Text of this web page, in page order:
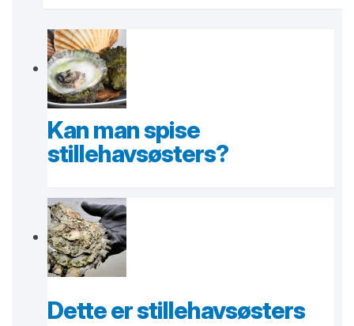
Kan man spise
stillehavsøsters?
Dette er stillehavsøsters